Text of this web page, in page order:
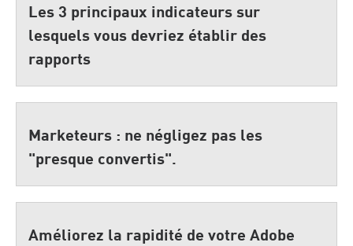
Les 3 principaux indicateurs sur
lesquels vous devriez établir des
rapports
Marketeurs : ne négligez pas les
"presque convertis".
Améliorez la rapidité de votre Adobe